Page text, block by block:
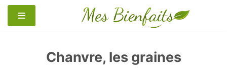
Aller
au
Chanvre, les graines